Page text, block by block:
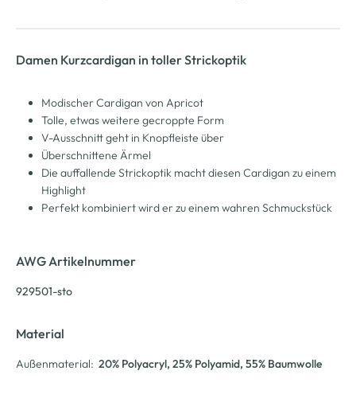
Damen Kurzcardigan in toller Strickoptik
Modischer Cardigan von Apricot
Tolle, etwas weitere gecroppte Form
V-Ausschnitt geht in Knopfleiste über
Überschnittene Ärmel
Die auffallende Strickoptik macht diesen Cardigan zu einem
Highlight
Perfekt kombiniert wird er zu einem wahren Schmuckstück
AWG Artikelnummer
929501-sto
Material
Außenmaterial: 20% Polyacryl, 25% Polyamid, 55% Baumwolle